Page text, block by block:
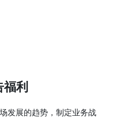
利
发展的趋势，制定业务战